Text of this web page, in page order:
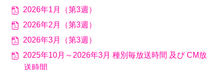
2026年1月（第3週）
2026年2月（第3週）
2026年3月（第3週）
2025年10月～2026年3月 種別毎放送時間 及び CM放
送時間